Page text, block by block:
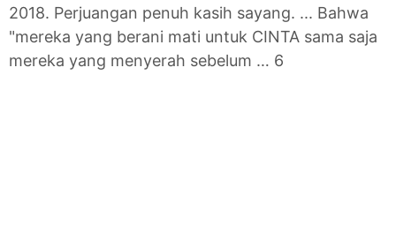
2018. Perjuangan penuh kasih sayang. ... Bahwa
"mereka yang berani mati untuk CINTA sama saja
mereka yang menyerah sebelum … 6